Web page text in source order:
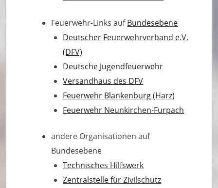
Feuerwehr-Links aufBundesebene
Deutscher Feuerwehrverband e.V.
(DFV)
Deutsche Jugendfeuerwehr
Versandhaus des DFV
Feuerwehr Blankenburg (Harz)
Feuerwehr Neunkirchen-Furpach
andere Organisationen auf
Bundesebene
Technisches Hilfswerk
Zentralstelle für Zivilschutz